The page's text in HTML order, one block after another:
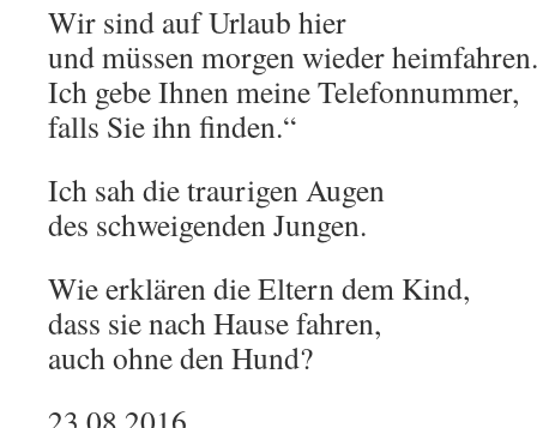
Wir sind auf Urlaub hier
und müssen morgen wieder heimfahren.
Ich gebe Ihnen meine Telefonnummer,
falls Sie ihn finden.“
Ich sah die traurigen Augen
des schweigenden Jungen.
Wie erklären die Eltern dem Kind,
dass sie nach Hause fahren,
auch ohne den Hund?